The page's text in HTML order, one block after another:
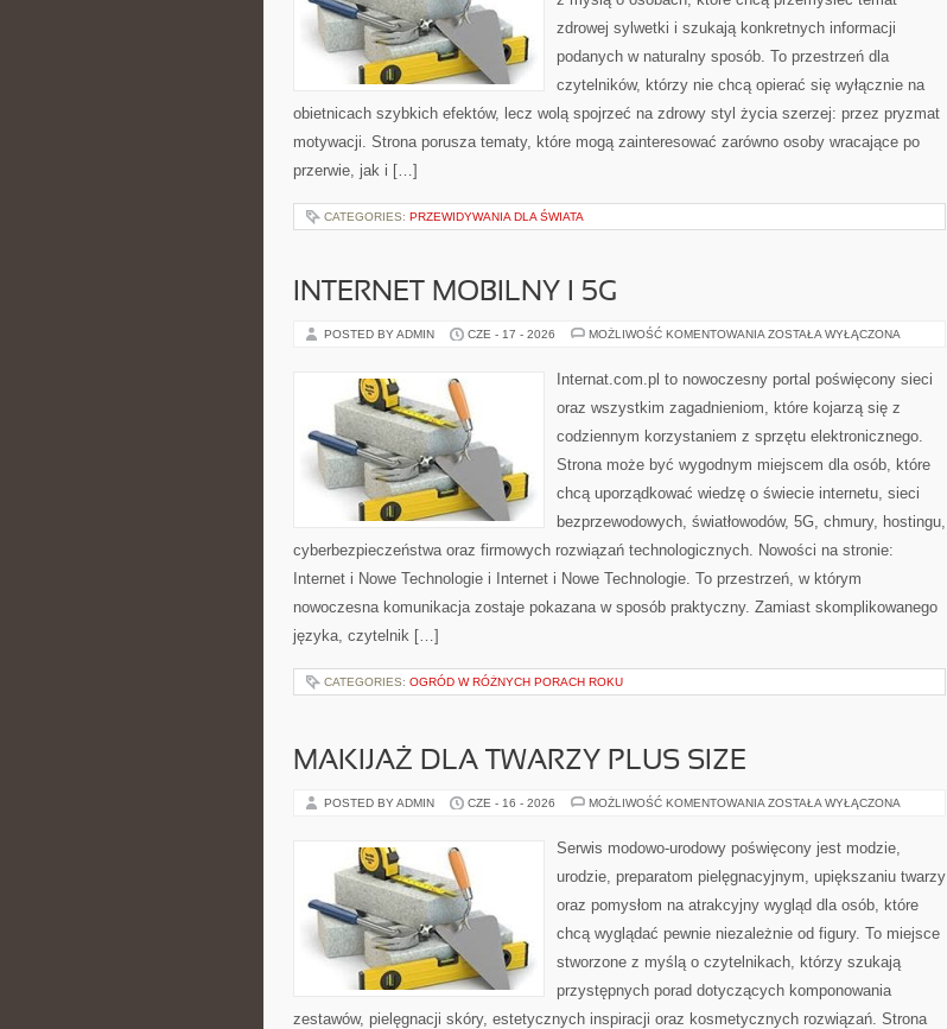
zdrowej sylwetki i szukają konkretnych informacji
podanych w naturalny sposób. To przestrzeń dla
czytelników, którzy nie chcą opierać się wyłącznie na
obietnicach szybkich efektów, lecz wolą spojrzeć na zdrowy styl życia szerzej: przez pryzmat
motywacji. Strona porusza tematy, które mogą zainteresować zarówno osoby wracające po
przerwie, jak i […]
CATEGORIES: PRZEWIDYWANIA DLA ŚWIATA
INTERNET MOBILNY I 5G
POSTED BY ADMIN CZE - 17 - 2026 MOŻLIWOŚĆ KOMENTOWANIA INTERNET
ZOSTAŁA WYŁĄCZONA
Internat.com.pl to nowoczesny portal poświęcony sieci
oraz wszystkim zagadnieniom, które kojarzą się z
codziennym korzystaniem z sprzętu elektronicznego.
Strona może być wygodnym miejscem dla osób, które
chcą uporządkować wiedzę o świecie internetu, sieci
bezprzewodowych, światłowodów, 5G, chmury, hostingu,
cyberbezpieczeństwa oraz firmowych rozwiązań technologicznych. Nowości na stronie:
Internet i Nowe Technologie i Internet i Nowe Technologie. To przestrzeń, w którym
nowoczesna komunikacja zostaje pokazana w sposób praktyczny. Zamiast skomplikowanego
języka, czytelnik […]
CATEGORIES: OGRÓD W RÓŻNYCH PORACH ROKU
MAKIJAŻ DLA TWARZY PLUS SIZE
POSTED BY ADMIN CZE - 16 - 2026 MOŻLIWOŚĆ KOMENTOWANIA MAKIJAŻ
PLUS
SIZE
ZOSTAŁA WYŁĄCZONA
Serwis modowo-urodowy poświęcony jest modzie,
urodzie, preparatom pielęgnacyjnym, upiększaniu twarzy
oraz pomysłom na atrakcyjny wygląd dla osób, które
chcą wyglądać pewnie niezależnie od figury. To miejsce
stworzone z myślą o czytelnikach, którzy szukają
przystępnych porad dotyczących komponowania
zestawów, pielęgnacji skóry, estetycznych inspiracji oraz kosmetycznych rozwiązań. Strona